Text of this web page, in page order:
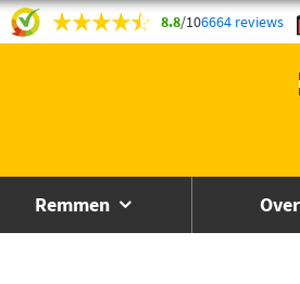
8.8/106664 reviews
Remmen